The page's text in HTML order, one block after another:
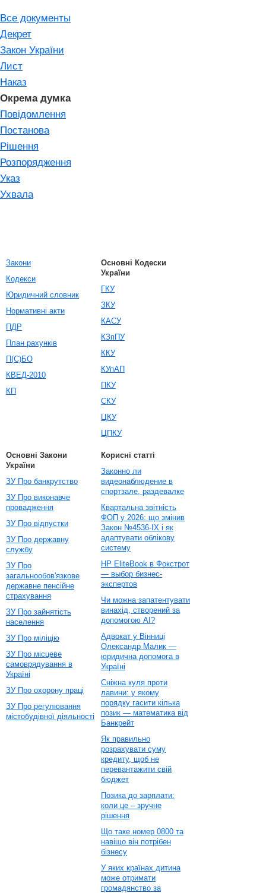
Все документы
Декрет
Закон України
Лист
Наказ
Окрема думка
Повідомлення
Постанова
Рішення
Розпорядження
Указ
Ухвала
Закони
Кодекси
Юридичний словник
Нормативні акти
ПДР
План рахунків
П(С)БО
КВЕД-2010
КП
Основні Кодески
України
ГКУ
ЗКУ
КАСУ
КЗпПУ
ККУ
КУпАП
ПКУ
СКУ
ЦКУ
ЦПКУ
Основні Закони
України
ЗУ Про банкрутство
ЗУ Про виконавче
провадження
ЗУ Про відпустки
ЗУ Про державну
службу
ЗУ Про
загальнообов'язкове
державне пенсійне
страхування
ЗУ Про зайнятість
населення
ЗУ Про міліцію
ЗУ Про місцеве
самоврядування в
Україні
ЗУ Про охорону праці
ЗУ Про регулювання
містобудівної діяльності
Корисні статті
Законно ли
видеонаблюдение в
спортзале, раздевалке
Квартальна звітність
ФОП у 2026: що змінив
Закон №4536-IX і як
адаптувати облікову
систему
HP EliteBook в Фокстрот
— выбор бизнес-
экспертов
Чи можна запатентувати
винахід, створений за
допомогою AI?
Адвокат у Вінниці
Олександр Малик —
юридична допомога в
Україні
Сніжна куля проти
лавини: у якому
порядку гасити кілька
позик — математика від
Банкрейт
Як правильно
розрахувати суму
кредиту, щоб не
перевантажити свій
бюджет
Позика до зарплати:
коли це – зручне
рішення
Що таке номер 0800 та
навіщо він потрібен
бізнесу
У яких країнах дитина
може отримати
громадянство за